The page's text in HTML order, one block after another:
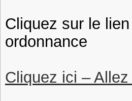
Cliquez sur le
ordonnance
Cliquez ici –